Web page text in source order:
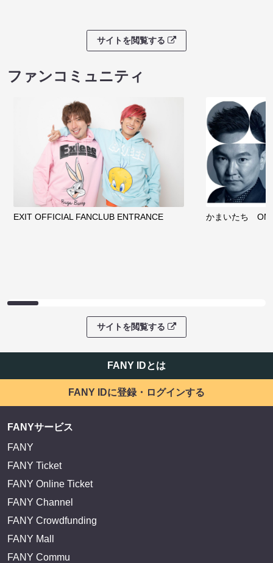
サイトを閲覧する
ファンコミュニティ
EXIT OFFICIAL FANCLUB ENTRANCE かまいたち
サイトを閲覧する
FANY IDとは
FANY IDに登録・ログインする
FANYサービス
FANY
FANY Ticket
FANY Online Ticket
FANY Channel
FANY Crowdfunding
FANY Mall
FANY Commu